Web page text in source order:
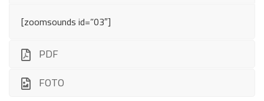
[zoomsounds id=”03″]
PDF
FOTO